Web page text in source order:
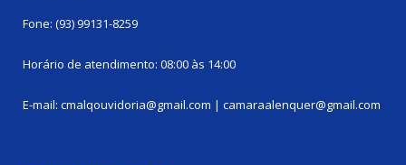
Fone: (93) 99131-8259
Horário de atendimento: 08:00 às 14:00
E-mail: cmalqouvidoria@gmail.com | camaraalenquer@gmail.com